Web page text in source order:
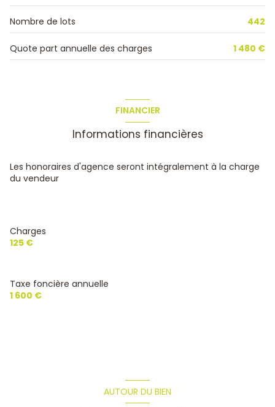
3ème étage
4 étage(s)
loggia
Nombre de lots 442
Quote part annuelle des charges 1 480 €
FINANCIER
Informations financières
Les honoraires d'agence seront intégralement à la charge
du vendeur
Charges
125 €
Taxe foncière annuelle
1 600 €
AUTOUR DU BIEN